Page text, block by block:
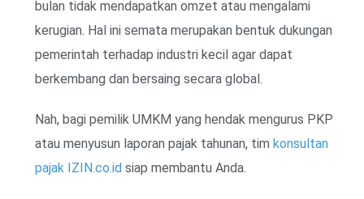
bulan tidak mendapatkan omzet atau mengalami
kerugian. Hal ini semata merupakan bentuk dukungan
pemerintah terhadap industri kecil agar dapat
berkembang dan bersaing secara global.
Nah, bagi pemilik UMKM yang hendak mengurus PKP
atau menyusun laporan pajak tahunan, tim konsultan
pajak IZIN.co.id siap membantu Anda.